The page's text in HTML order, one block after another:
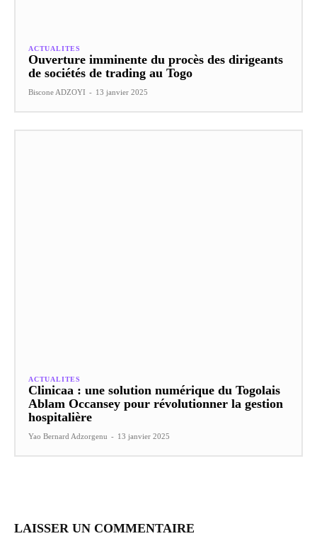
ACTUALITES
Ouverture imminente du procès des dirigeants
de sociétés de trading au Togo
Biscone ADZOYI - 13 janvier 2025
ACTUALITES
Clinicaa : une solution numérique du Togolais
Ablam Occansey pour révolutionner la gestion
hospitalière
Yao Bernard Adzorgenu - 13 janvier 2025
LAISSER UN COMMENTAIRE